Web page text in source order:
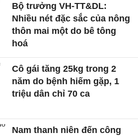
Bộ trưởng VH-TT&DL:
Nhiều nét đặc sắc của nông
thôn mai một do bê tông
hoá
Cô gái tăng 25kg trong 2
năm do bệnh hiếm gặp, 1
triệu dân chỉ 70 ca
Nam thanh niên đến công